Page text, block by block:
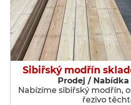
Sibiřský modřín
Prodej / Nabídka
Nabízíme sibiřský modřín,
řezivo